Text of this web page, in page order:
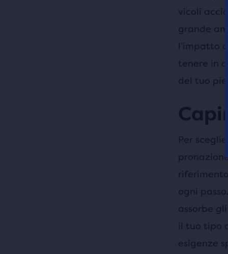
vicoli
grande
l’impatto
tenere in
del tuo
Per
ogni
assorbe
il tuo tipo
esigenze